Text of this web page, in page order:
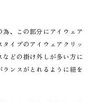
為、この部分にアイウェア
イプのアイウェアクリッ
などの掛け外しが多い方に
ンスがとれるように紐を